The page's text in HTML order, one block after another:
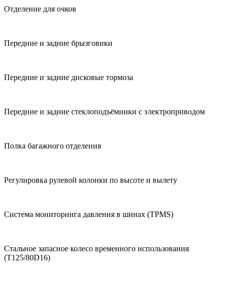
Отделение для очков
Передние и задние брызговики
Передние и задние дисковые тормоза
Передние и задние стеклоподъёмники с электроприводом
Полка багажного отделения
Регулировка рулевой колонки по высоте и вылету
Система мониторинга давления в шинах (TPMS)
Стальное запасное колесо временного использования
(T125/80D16)